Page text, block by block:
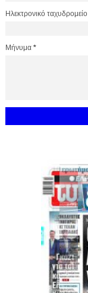
Ηλεκτρονικό ταχυδρομείο
Μήνυμα *